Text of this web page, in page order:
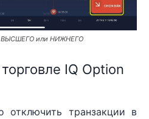
ВЫСШЕГО или НИЖНЕГО
IQ Option
отключить транзакции в